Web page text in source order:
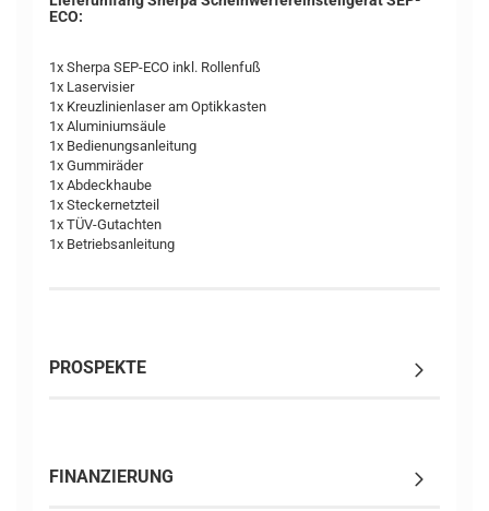
ECO:
1x Sherpa SEP-ECO inkl. Rollenfuß
1x Laservisier
1x Kreuzlinienlaser am Optikkasten
1x Aluminiumsäule
1x Bedienungsanleitung
1x Gummiräder
1x Abdeckhaube
1x Steckernetzteil
1x TÜV-Gutachten
1x Betriebsanleitung
PROSPEKTE
FINANZIERUNG